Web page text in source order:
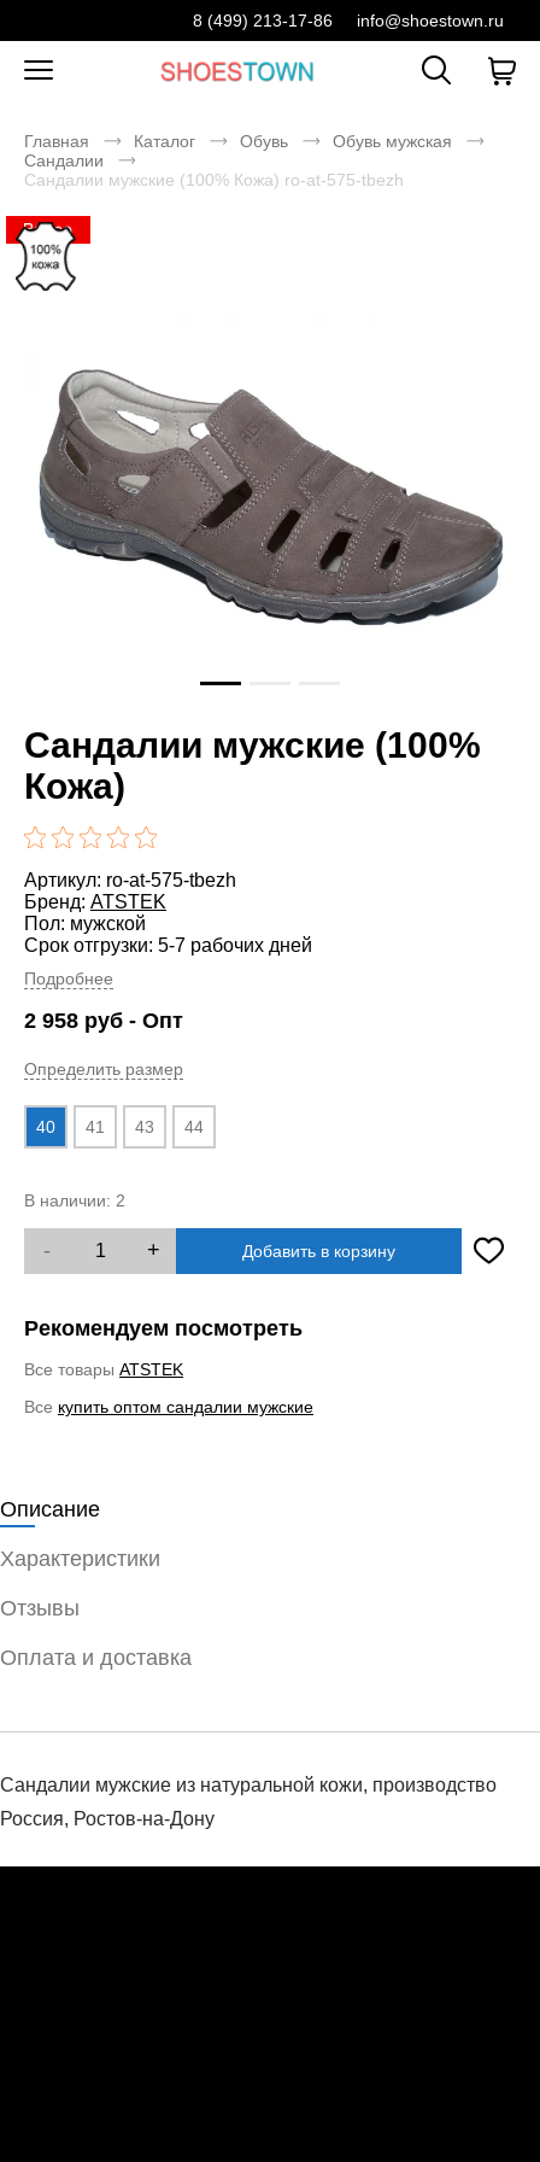
8 (499) 213-17-86 info@shoestown.ru
Главная Каталог Обувь
Обувь мужская
Сандалии
Сандалии мужские (100% Кожа) ro-at-575-tbezh
Сандалии мужские (100%
Кожа)
Артикул: ro-at-575-tbezh
Бренд: ATSTEK
Пол: мужской
Срок отгрузки: 5-7 рабочих дней
Подробнее
2 958 руб - Опт
Определить размер
40 41 43 44
В наличии: 2
- + Добавить в корзину
Рекомендуем посмотреть
Все товары ATSTEK
Все купить оптом сандалии мужские
Описание
Характеристики
Отзывы
Оплата и доставка
Сандалии мужские из натуральной кожи, производство
Россия, Ростов-на-Дону